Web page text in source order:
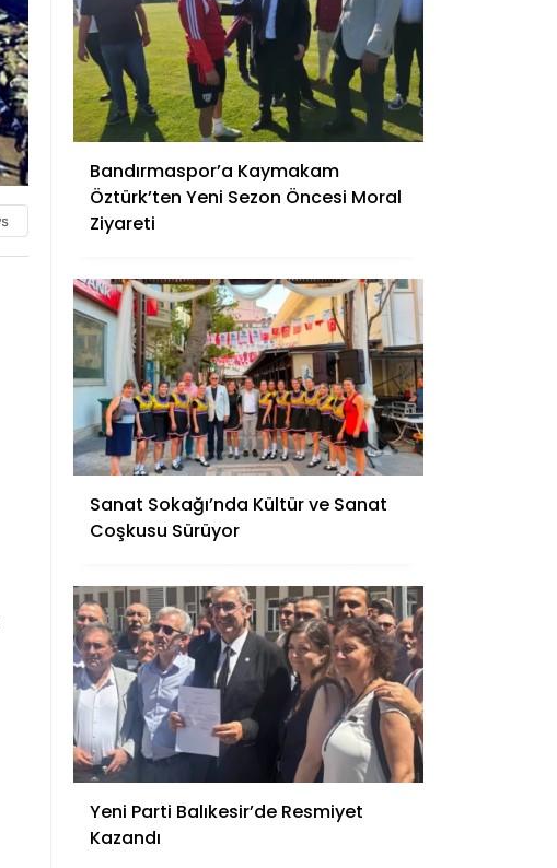
Bandırmaspor’a Kaymakam
Öztürk’ten Yeni Sezon Öncesi Moral
Ziyareti
Sanat Sokağı’nda Kültür ve Sanat
Coşkusu Sürüyor
Yeni Parti Balıkesir’de Resmiyet
Kazandı